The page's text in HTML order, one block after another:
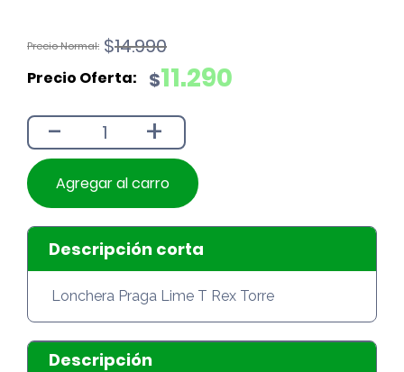
$14.990
El
original
$14.990.
$11.290
El
actual
$11.290.
- +
Agregar al carro
Descripción corta
Lonchera Praga Lime T Rex Torre
Descripción